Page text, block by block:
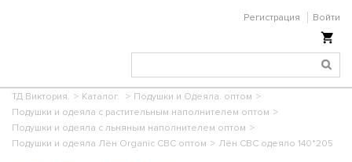
Регистрация Войти
ТД Виктория. > Каталог. > Подушки и Одеяла. оптом >
Подушки и одеяла с растительным наполнителем оптом >
Подушки и одеяла с льняным наполнителем оптом >
Подушки и одеяла Лён Organic СВС оптом > Лён СВС одеяло 140*205